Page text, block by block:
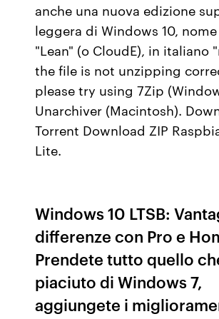
anche una nuova edizione
leggera di Windows 10,
"Lean" (o CloudE), in italiano
the file is not unzipping
please try using 7Zip
Unarchiver (Macintosh).
Torrent Download ZIP
Lite.
Windows 10 LTSB:
differenze con Pro e
Prendete tutto quello
piaciuto di Windows 7,
aggiungete i